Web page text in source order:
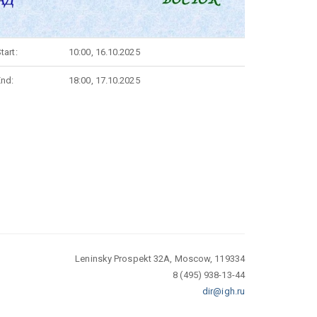
10:00, 16.10.2025
18:00, 17.10.2025
Leninsky Prospekt 32A, Moscow, 119334
8 (495) 938-13-44
dir@igh.ru